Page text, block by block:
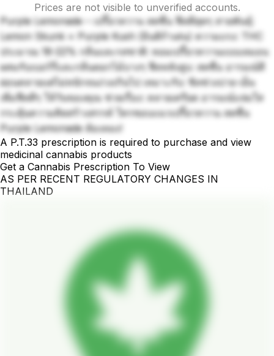
Prices are not visible to unverified accounts.
Purple Lemonade – เปรี้ยวหวาน สดชื่น ฟีลดีสุดๆ สายพันธุ์:
Lemon Skunk × Purple Kush (อินดิก้าเด่น) ความแรง: THC
ประมาณ 18-22% กลิ่นและรสชาติ: หอมเปรี้ยวหวานแบบเลมอน
ผสมกับเบอร์รี่และกลิ่นดอกไม้บางๆ ฟีลหลังสูบ: สดชื่น อารมณ์ดี
ผ่อนคลายแต่ไม่หนักจนง่วงเกินไป เหมาะกับ: ชิลช่วงบ่าย-เย็น
เพิ่มฟีลดีๆ ให้วันของคุณ ช่วยเรื่อง: คลายเครียด อารมณ์แจ่มใส
กระตุ้นความคิดสร้างสรรค์ ใครชอบแนวเปรี้ยวหวาน สดชื่น
Purple Lemonade ต้องลอง!
A P.T.33 prescription is required to purchase and view
medicinal cannabis products
Get a Cannabis Prescription To View
AS PER RECENT REGULATORY CHANGES IN
THAILAND